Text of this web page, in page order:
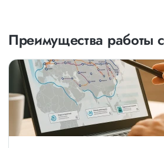
Преимущества работы